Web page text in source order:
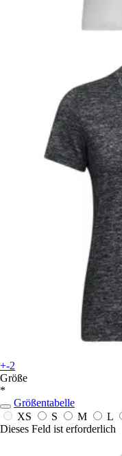
+-2
Größe
*
Größentabelle
XS
S M L
Dieses Feld ist erforderlich